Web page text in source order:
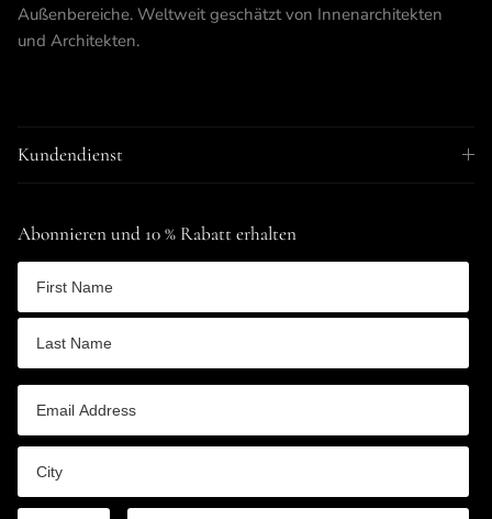
Außenbereiche. Weltweit geschätzt von Innenarchitekten
und Architekten.
Kundendienst
Abonnieren und 10 % Rabatt erhalten